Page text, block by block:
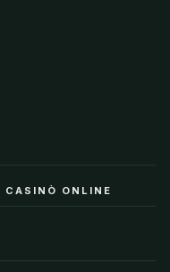
CASINÒ ONLINE